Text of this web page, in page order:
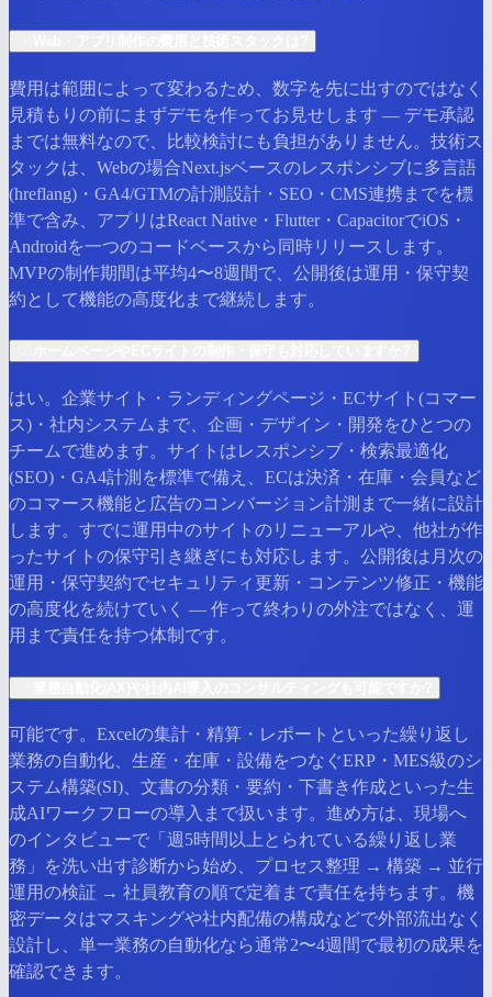
費用は範囲によって変わるため、数字を先に出すのではなく
見積もりの前にまずデモを作ってお見せします — デモ承認
までは無料なので、比較検討にも負担がありません。技術ス
タックは、Webの場合Next.jsベースのレスポンシブに多言語
(hreflang)・GA4/GTMの計測設計・SEO・CMS連携までを標
準で含み、アプリはReact Native・Flutter・CapacitorでiOS・
Androidを一つのコードベースから同時リリースします。
MVPの制作期間は平均4〜8週間で、公開後は運用・保守契
約として機能の高度化まで継続します。
はい。企業サイト・ランディングページ・ECサイト(コマー
ス)・社内システムまで、企画・デザイン・開発をひとつの
チームで進めます。サイトはレスポンシブ・検索最適化
(SEO)・GA4計測を標準で備え、ECは決済・在庫・会員など
のコマース機能と広告のコンバージョン計測まで一緒に設計
します。すでに運用中のサイトのリニューアルや、他社が作
ったサイトの保守引き継ぎにも対応します。公開後は月次の
運用・保守契約でセキュリティ更新・コンテンツ修正・機能
の高度化を続けていく — 作って終わりの外注ではなく、運
用まで責任を持つ体制です。
可能です。Excelの集計・精算・レポートといった繰り返し
業務の自動化、生産・在庫・設備をつなぐERP・MES級のシ
ステム構築(SI)、文書の分類・要約・下書き作成といった生
成AIワークフローの導入まで扱います。進め方は、現場へ
のインタビューで「週5時間以上とられている繰り返し業
務」を洗い出す診断から始め、プロセス整理 → 構築 → 並行
運用の検証 → 社員教育の順で定着まで責任を持ちます。機
密データはマスキングや社内配備の構成などで外部流出なく
設計し、単一業務の自動化なら通常2〜4週間で最初の成果を
確認できます。